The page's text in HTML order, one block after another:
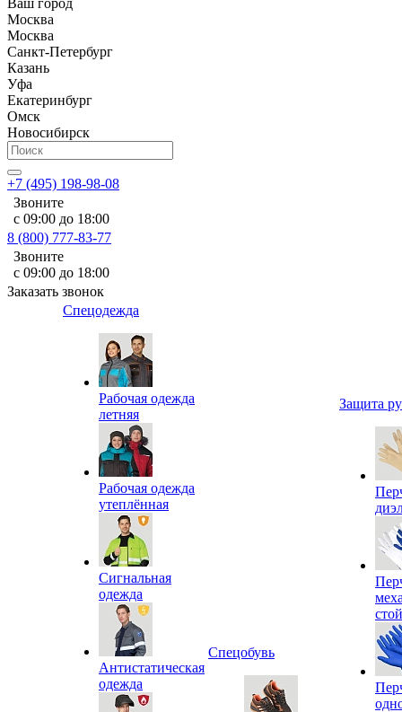
Ваш город
Москва
Москва
Санкт-Петербург
Казань
Уфа
Екатеринбург
Омск
Новосибирск
+7 (495) 198-98-08
Звоните
с 09:00 до 18:00
8 (800) 777-83-77
Звоните
с 09:00 до 18:00
Заказать звонок
Спецодежда
Рабочая одежда
летняя
Рабочая одежда
утеплённая
Сигнальная
одежда
Антистатическая
одежда
Спецобувь
Защита